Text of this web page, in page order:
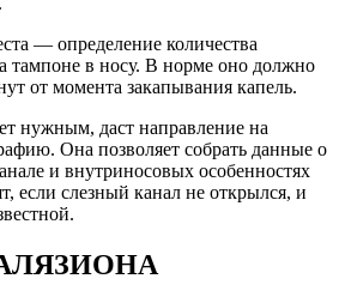
— определение количества
тампоне в носу. В норме оно должно
от момента закапывания капель.
нужным, даст направление на
Она позволяет собрать данные о
и внутриносовых особенностях
если слезный канал не открылся, и